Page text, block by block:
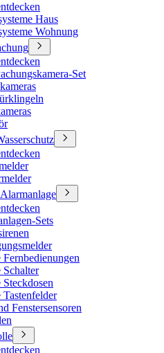
Haus
Wohnung
Set
Sets
Fernbedienungen
Schalter
Steckdosen
Tastenfelder
Fenstersensoren